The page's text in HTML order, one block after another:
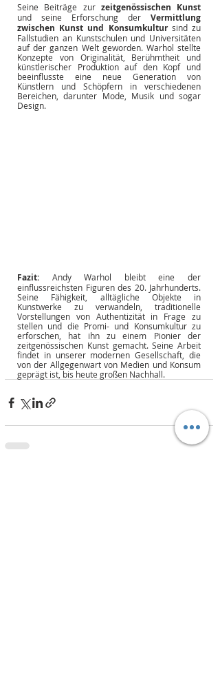
Seine Beiträge zur zeitgenössischen Kunst
und seine Erforschung der
Vermittlung
zwischen Kunst und Konsumkultur sind zu
Fallstudien an Kunstschulen und Universitäten
auf der ganzen Welt geworden. Warhol stellte
Konzepte von Originalität, Berühmtheit und
künstlerischer Produktion auf den Kopf und
beeinflusste eine neue Generation von
Künstlern und Schöpfern in verschiedenen
Bereichen, darunter Mode, Musik und sogar
Design.
Fazit:
Andy Warhol bleibt eine der
einflussreichsten Figuren des 20. Jahrhunderts.
Seine Fähigkeit, alltägliche Objekte in
Kunstwerke zu verwandeln, traditionelle
Vorstellungen von Authentizität in Frage zu
stellen und die Promi- und Konsumkultur zu
erforschen, hat ihn zu einem Pionier der
zeitgenössischen Kunst gemacht. Seine Arbeit
findet in unserer modernen Gesellschaft, die
von der Allgegenwart von Medien und Konsum
geprägt ist, bis heute großen Nachhall.